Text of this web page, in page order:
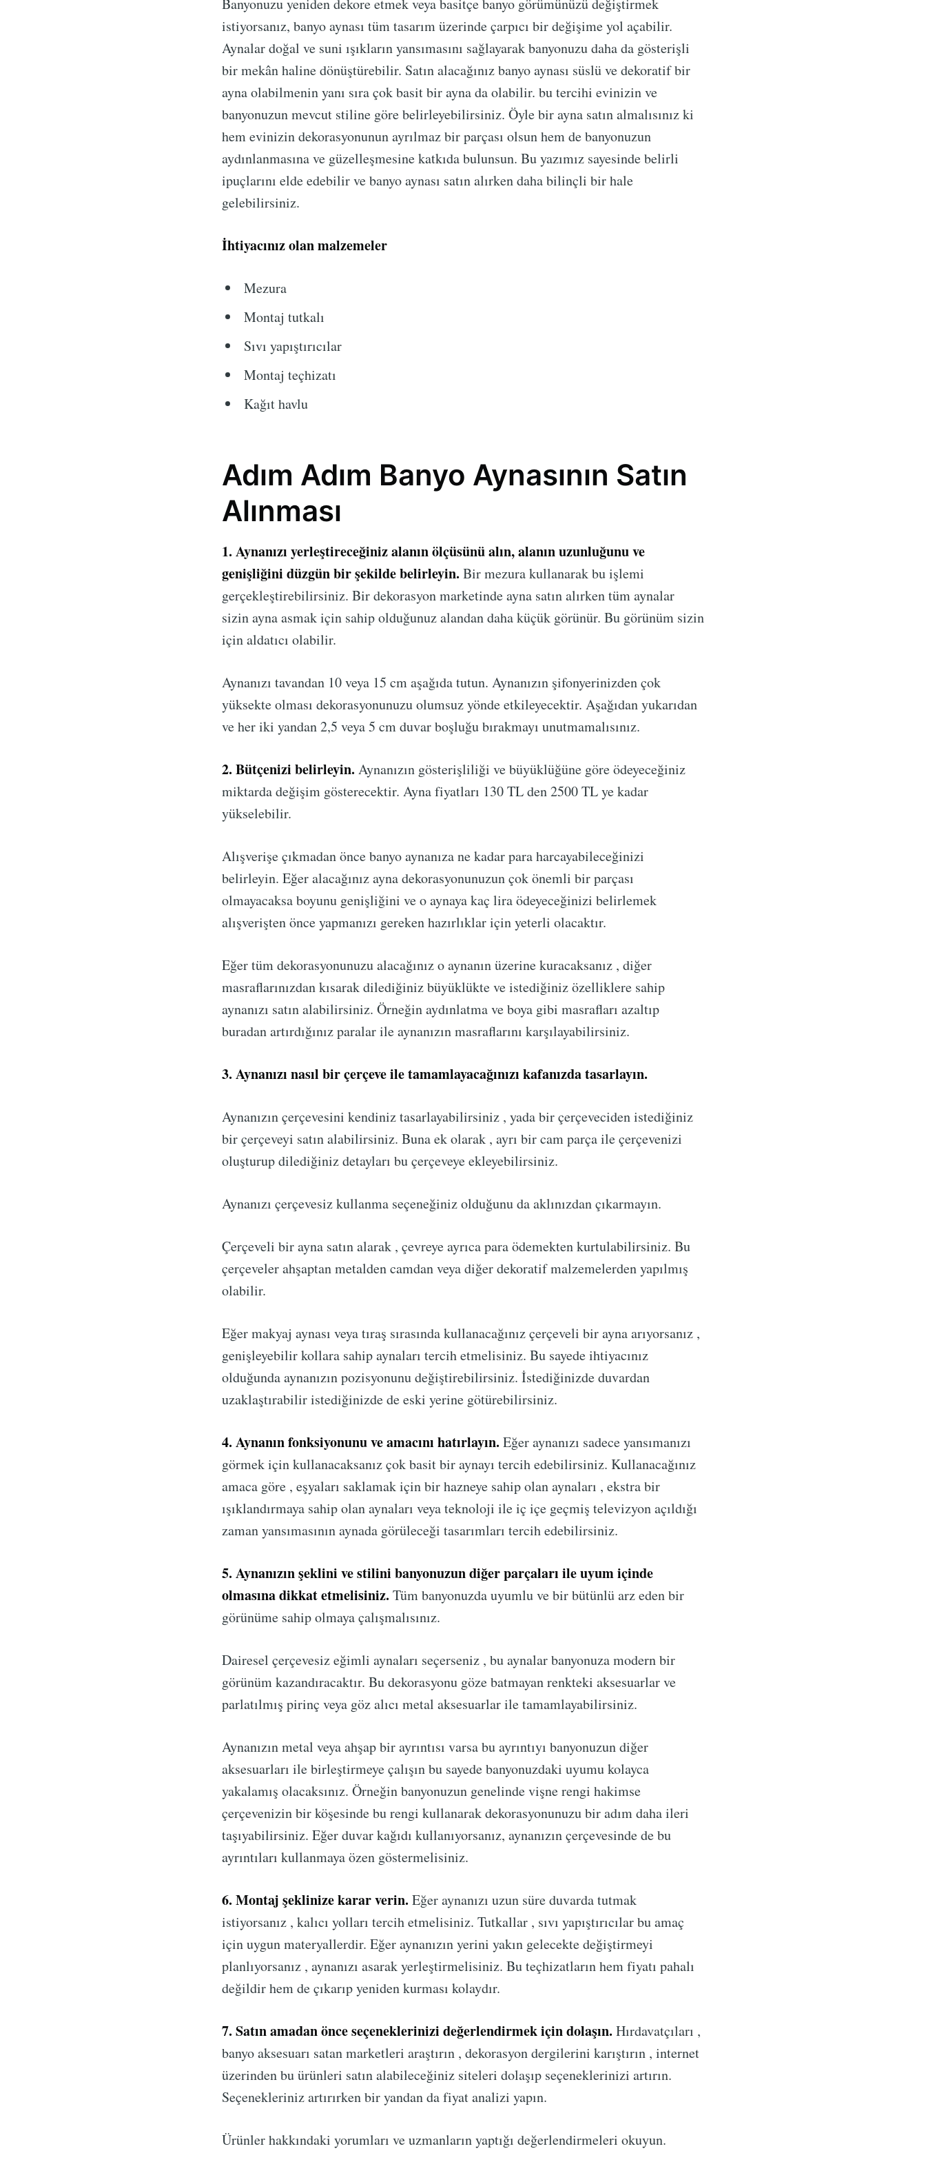
Banyonuzu yeniden dekore etmek veya basitçe banyo görümünüzü değiştirmek
istiyorsanız, banyo aynası tüm tasarım üzerinde çarpıcı bir değişime yol açabilir.
Aynalar doğal ve suni ışıkların yansımasını sağlayarak banyonuzu daha da gösterişli
bir mekân haline dönüştürebilir. Satın alacağınız banyo aynası süslü ve dekoratif bir
ayna olabilmenin yanı sıra çok basit bir ayna da olabilir. bu tercihi evinizin ve
banyonuzun mevcut stiline göre belirleyebilirsiniz. Öyle bir ayna satın almalısınız ki
hem evinizin dekorasyonunun ayrılmaz bir parçası olsun hem de banyonuzun
aydınlanmasına ve güzelleşmesine katkıda bulunsun. Bu yazımız sayesinde belirli
ipuçlarını elde edebilir ve banyo aynası satın alırken daha bilinçli bir hale
gelebilirsiniz.
İhtiyacınız olan malzemeler
Mezura
Montaj tutkalı
Sıvı yapıştırıcılar
Montaj teçhizatı
Kağıt havlu
Adım Adım Banyo Aynasının Satın
Alınması
1. Aynanızı yerleştireceğiniz alanın ölçüsünü alın, alanın uzunluğunu ve
genişliğini düzgün bir şekilde belirleyin. Bir mezura kullanarak bu işlemi
gerçekleştirebilirsiniz. Bir dekorasyon marketinde ayna satın alırken tüm aynalar
sizin ayna asmak için sahip olduğunuz alandan daha küçük görünür. Bu görünüm sizin
için aldatıcı olabilir.
Aynanızı tavandan 10 veya 15 cm aşağıda tutun. Aynanızın şifonyerinizden çok
yüksekte olması dekorasyonunuzu olumsuz yönde etkileyecektir. Aşağıdan yukarıdan
ve her iki yandan 2,5 veya 5 cm duvar boşluğu bırakmayı unutmamalısınız.
2. Bütçenizi belirleyin. Aynanızın gösterişliliği ve büyüklüğüne göre ödeyeceğiniz
miktarda değişim gösterecektir. Ayna fiyatları 130 TL den 2500 TL ye kadar
yükselebilir.
Alışverişe çıkmadan önce banyo aynanıza ne kadar para harcayabileceğinizi
belirleyin. Eğer alacağınız ayna dekorasyonunuzun çok önemli bir parçası
olmayacaksa boyunu genişliğini ve o aynaya kaç lira ödeyeceğinizi belirlemek
alışverişten önce yapmanızı gereken hazırlıklar için yeterli olacaktır.
Eğer tüm dekorasyonunuzu alacağınız o aynanın üzerine kuracaksanız , diğer
masraflarınızdan kısarak dilediğiniz büyüklükte ve istediğiniz özelliklere sahip
aynanızı satın alabilirsiniz. Örneğin aydınlatma ve boya gibi masrafları azaltıp
buradan artırdığınız paralar ile aynanızın masraflarını karşılayabilirsiniz.
3. Aynanızı nasıl bir çerçeve ile tamamlayacağınızı kafanızda tasarlayın.
Aynanızın çerçevesini kendiniz tasarlayabilirsiniz , yada bir çerçeveciden istediğiniz
bir çerçeveyi satın alabilirsiniz. Buna ek olarak , ayrı bir cam parça ile çerçevenizi
oluşturup dilediğiniz detayları bu çerçeveye ekleyebilirsiniz.
Aynanızı çerçevesiz kullanma seçeneğiniz olduğunu da aklınızdan çıkarmayın.
Çerçeveli bir ayna satın alarak , çevreye ayrıca para ödemekten kurtulabilirsiniz. Bu
çerçeveler ahşaptan metalden camdan veya diğer dekoratif malzemelerden yapılmış
olabilir.
Eğer makyaj aynası veya tıraş sırasında kullanacağınız çerçeveli bir ayna arıyorsanız ,
genişleyebilir kollara sahip aynaları tercih etmelisiniz. Bu sayede ihtiyacınız
olduğunda aynanızın pozisyonunu değiştirebilirsiniz. İstediğinizde duvardan
uzaklaştırabilir istediğinizde de eski yerine götürebilirsiniz.
4. Aynanın fonksiyonunu ve amacını hatırlayın. Eğer aynanızı sadece yansımanızı
görmek için kullanacaksanız çok basit bir aynayı tercih edebilirsiniz. Kullanacağınız
amaca göre , eşyaları saklamak için bir hazneye sahip olan aynaları , ekstra bir
ışıklandırmaya sahip olan aynaları veya teknoloji ile iç içe geçmiş televizyon açıldığı
zaman yansımasının aynada görüleceği tasarımları tercih edebilirsiniz.
5. Aynanızın şeklini ve stilini banyonuzun diğer parçaları ile uyum içinde
olmasına dikkat etmelisiniz. Tüm banyonuzda uyumlu ve bir bütünlü arz eden bir
görünüme sahip olmaya çalışmalısınız.
Dairesel çerçevesiz eğimli aynaları seçerseniz , bu aynalar banyonuza modern bir
görünüm kazandıracaktır. Bu dekorasyonu göze batmayan renkteki aksesuarlar ve
parlatılmış pirinç veya göz alıcı metal aksesuarlar ile tamamlayabilirsiniz.
Aynanızın metal veya ahşap bir ayrıntısı varsa bu ayrıntıyı banyonuzun diğer
aksesuarları ile birleştirmeye çalışın bu sayede banyonuzdaki uyumu kolayca
yakalamış olacaksınız. Örneğin banyonuzun genelinde vişne rengi hakimse
çerçevenizin bir köşesinde bu rengi kullanarak dekorasyonunuzu bir adım daha ileri
taşıyabilirsiniz. Eğer duvar kağıdı kullanıyorsanız, aynanızın çerçevesinde de bu
ayrıntıları kullanmaya özen göstermelisiniz.
6. Montaj şeklinize karar verin. Eğer aynanızı uzun süre duvarda tutmak
istiyorsanız , kalıcı yolları tercih etmelisiniz. Tutkallar , sıvı yapıştırıcılar bu amaç
için uygun materyallerdir. Eğer aynanızın yerini yakın gelecekte değiştirmeyi
planlıyorsanız , aynanızı asarak yerleştirmelisiniz. Bu teçhizatların hem fiyatı pahalı
değildir hem de çıkarıp yeniden kurması kolaydır.
7. Satın amadan önce seçeneklerinizi değerlendirmek için dolaşın. Hırdavatçıları ,
banyo aksesuarı satan marketleri araştırın , dekorasyon dergilerini karıştırın , internet
üzerinden bu ürünleri satın alabileceğiniz siteleri dolaşıp seçeneklerinizi artırın.
Seçenekleriniz artırırken bir yandan da fiyat analizi yapın.
Ürünler hakkındaki yorumları ve uzmanların yaptığı değerlendirmeleri okuyun.